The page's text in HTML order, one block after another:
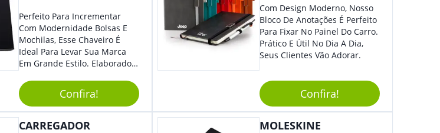
Perfeito Para Incrementar
Com Modernidade Bolsas E
Mochilas, Esse Chaveiro É
Ideal Para Levar Sua Marca
Em Grande Estilo. Elaborado A
O Brinde Se Adequa A
Diversos Públicos. Não Perca
A Chance De Elevar A
Visibilidade De Sua Empresa!
Confira!
Com Design Moderno, Nosso
Bloco De Anotações É Perfeito
Para Fixar No Painel Do Carro.
Prático E Útil No Dia A Dia,
Seus Clientes Vão Adorar.
Confira!
CARREGADOR
MOLESKINE